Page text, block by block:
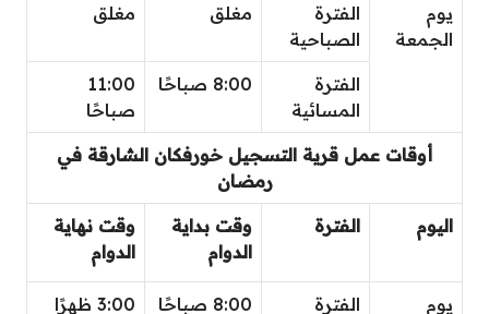
يوم
الجمعة
الفترة
الصباحية
مغلق مغلق
الفترة
المسائية
8:00 صباحًا
11:00
صباحًا
أوقات عمل قرية التسجيل خورفكان الشارقة في
رمضان
اليوم الفترة
وقت بداية
الدوام
وقت نهاية
الدوام
يوم
الفترة
8:00 صباحًا 3:00 ظهرًا